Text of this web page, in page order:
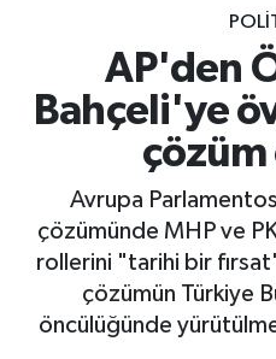
AP'den
Bahçeli'ye
çözüm
Avrupa
çözümünde MHP ve
rollerini "tarihi bir
çözümün Türkiye
öncülüğünde
DOĞA
EĞİTİM
EKONOMİ
Hakkari Namaz
Hakkâri Trafik
Süper Lig Puan
Tüm Manşetler
Son Dakika Haberleri